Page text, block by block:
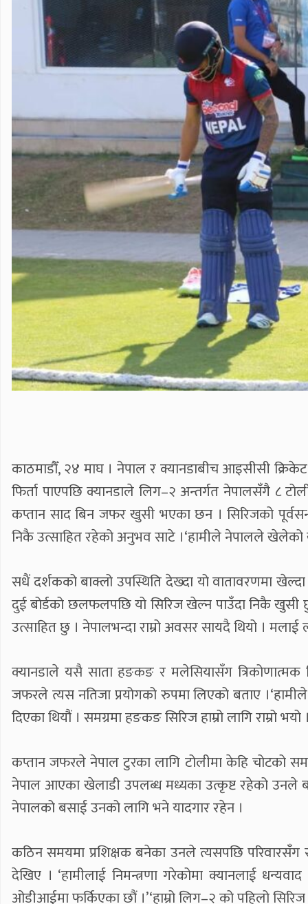
काठमाडौँ, २४ माघ । नेपाल र क्यानडाबीच आइसीसी
फिर्ता पाएपछि क्यानडाले लिग–२ अन्तर्गत नेपालसँगै ८
कप्तान साद बिन जफर खुसी भएका छन । सिरिजको
निकै उत्साहित रहेको अनुभव साटे ।‘हामीले नेपालले खेलेको
सधैं दर्शकको बाक्लो उपस्थिति देख्दा यो वातावरणमा
दुई बोर्डको छलफलपछि यो सिरिज खेल्न पाउँदा निकै खुसी
उत्साहित छु । नेपालभन्दा राम्रो अवसर सायदै थियो । मलाई
क्यानडाले यसै साता हङकङ र मलेसियासँग
जफरले त्यस नतिजा प्रयोगको रुपमा लिएको बताए ।‘हामीले
दिएका थियौं । समग्रमा हङकङ सिरिज हाम्रो लागि राम्रो भयो
कप्तान जफरले नेपाल टुरका लागि टोलीमा केहि चोटको
नेपाल आएका खेलाडी उपलब्ध मध्यका उत्कृष्ट रहेको उनले
नेपालको बसाई उनको लागि भने यादगार रहेन ।
कठिन समयमा प्रशिक्षक बनेका उनले त्यसपछि
देखिए । ‘हामीलाई निमन्त्रणा गरेकोमा क्यानलाई
ओडीआईमा फर्किएका छौं ।’‘हाम्रो लिग–२ को पहिलो